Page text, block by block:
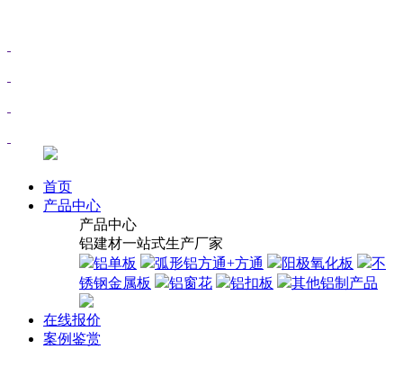
首页
产品中心
产品中心
铝建材一站式生产厂家
铝单板
弧形铝方通+方通 阳极氧化板
不
锈钢金属板
铝窗花 铝扣板 其他铝制产品
在线报价
案例鉴赏